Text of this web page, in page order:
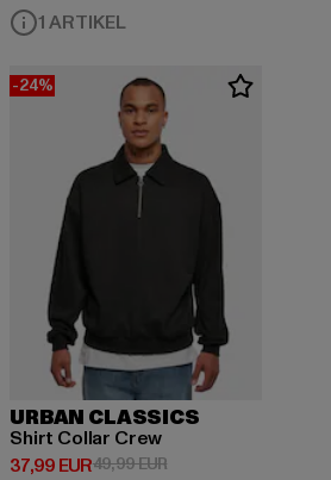
1 ARTIKEL
-24%
URBAN CLASSICS
Shirt Collar Crew
37,99 EUR
Derzeitiger Preis: 37,99 EUR
49,99 EURAktionspreis: 49,99 EUR